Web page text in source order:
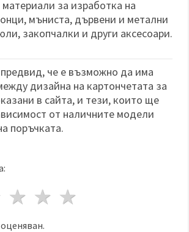
за изработка на
мъниста, дървени и метални
закопчалки и други аксесоари.
че е възможно да има
дизайна на картончетата за
в сайта, и тези, които ще
от наличните модели
поръчката.
4 звезди
3 звезди
2 звезди